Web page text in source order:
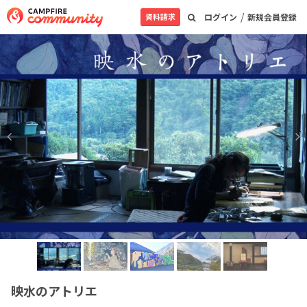
ログイン / 新規会員登録
資料請求
映水のアトリエ